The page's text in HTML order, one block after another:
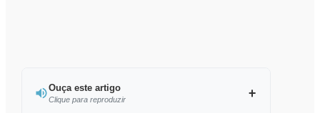
Ouça este artigo
Clique para reproduzir